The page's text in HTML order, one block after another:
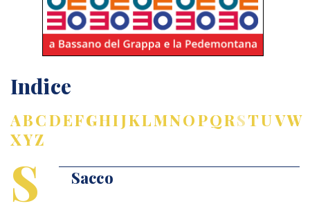
Indice
ABCDEFGHIJKLMNOPQRSTUVW
XYZ
S Sacco